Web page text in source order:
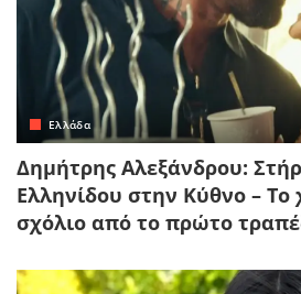
Ελλάδα
Δημήτρης Αλεξάνδρου:
Ελληνίδου στην Κύθνο – Το
σχόλιο από το πρώτο